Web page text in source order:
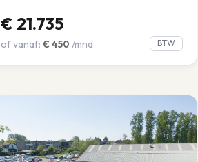
€ 21.735
of vanaf: € 450 /mnd BTW